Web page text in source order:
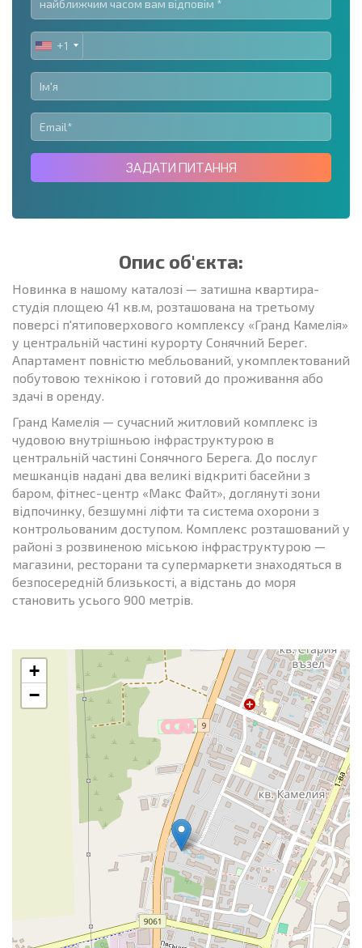
UNITED
STATES
+1
+1
ЗАДАТИ ПИТАННЯ
Опис об'єкта:
Новинка в нашому каталозі — затишна квартира-
студія площею 41 кв.м, розташована на третьому
поверсі п'ятиповерхового комплексу «Гранд Камелія»
у центральній частині курорту Сонячний Берег.
Апартамент повністю мебльований, укомплектований
побутовою технікою і готовий до проживання або
здачі в оренду.
Гранд Камелія — сучасний житловий комплекс із
чудовою внутрішньою інфраструктурою в
центральній частині Сонячного Берега. До послуг
мешканців надані два великі відкриті басейни з
баром, фітнес-центр «Макс Файт», доглянуті зони
відпочинку, безшумні ліфти та система охорони з
контрольованим доступом. Комплекс розташований у
районі з розвиненою міською інфраструктурою —
магазини, ресторани та супермаркети знаходяться в
безпосередній близькості, а відстань до моря
становить усього 900 метрів.
+
−